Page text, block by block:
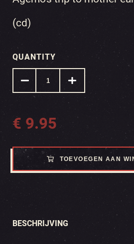
(cd)
QUANTITY
€ 9.95
TOEVOEGEN AAN
BESCHRIJVING